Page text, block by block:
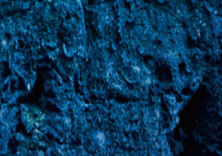
企业文化
公司位置
打款账号
企业风采
服务承诺